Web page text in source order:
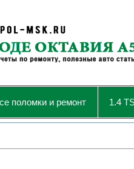
поломки и ремонт 1.4